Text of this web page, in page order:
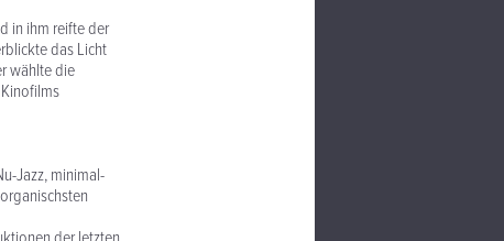
in ihm reifte der
das Licht
wählte die
Jazz, minimal-